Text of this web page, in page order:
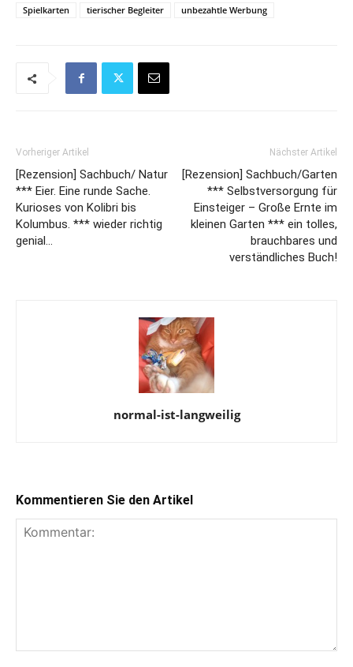
Spielkarten
tierischer Begleiter unbezahtle Werbung
Vorheriger Artikel
[Rezension] Sachbuch/ Natur
*** Eier. Eine runde Sache.
Kurioses von Kolibri bis
Kolumbus. *** wieder richtig
genial…
Nächster Artikel
[Rezension] Sachbuch/Garten
*** Selbstversorgung für
Einsteiger – Große Ernte im
kleinen Garten *** ein tolles,
brauchbares und
verständliches Buch!
normal-ist-langweilig
Kommentieren Sie den Artikel